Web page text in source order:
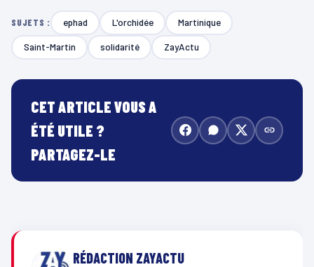
SUJETS : ephad L'orchidée Martinique
Saint-Martin solidarité ZayActu
CET ARTICLE VOUS A
ÉTÉ UTILE ?
PARTAGEZ-LE
RÉDACTION ZAYACTU